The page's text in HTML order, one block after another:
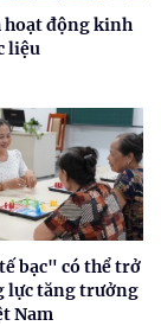
hoạt động kinh
liệu
bạc" có thể trở
lực tăng trưởng
Nam